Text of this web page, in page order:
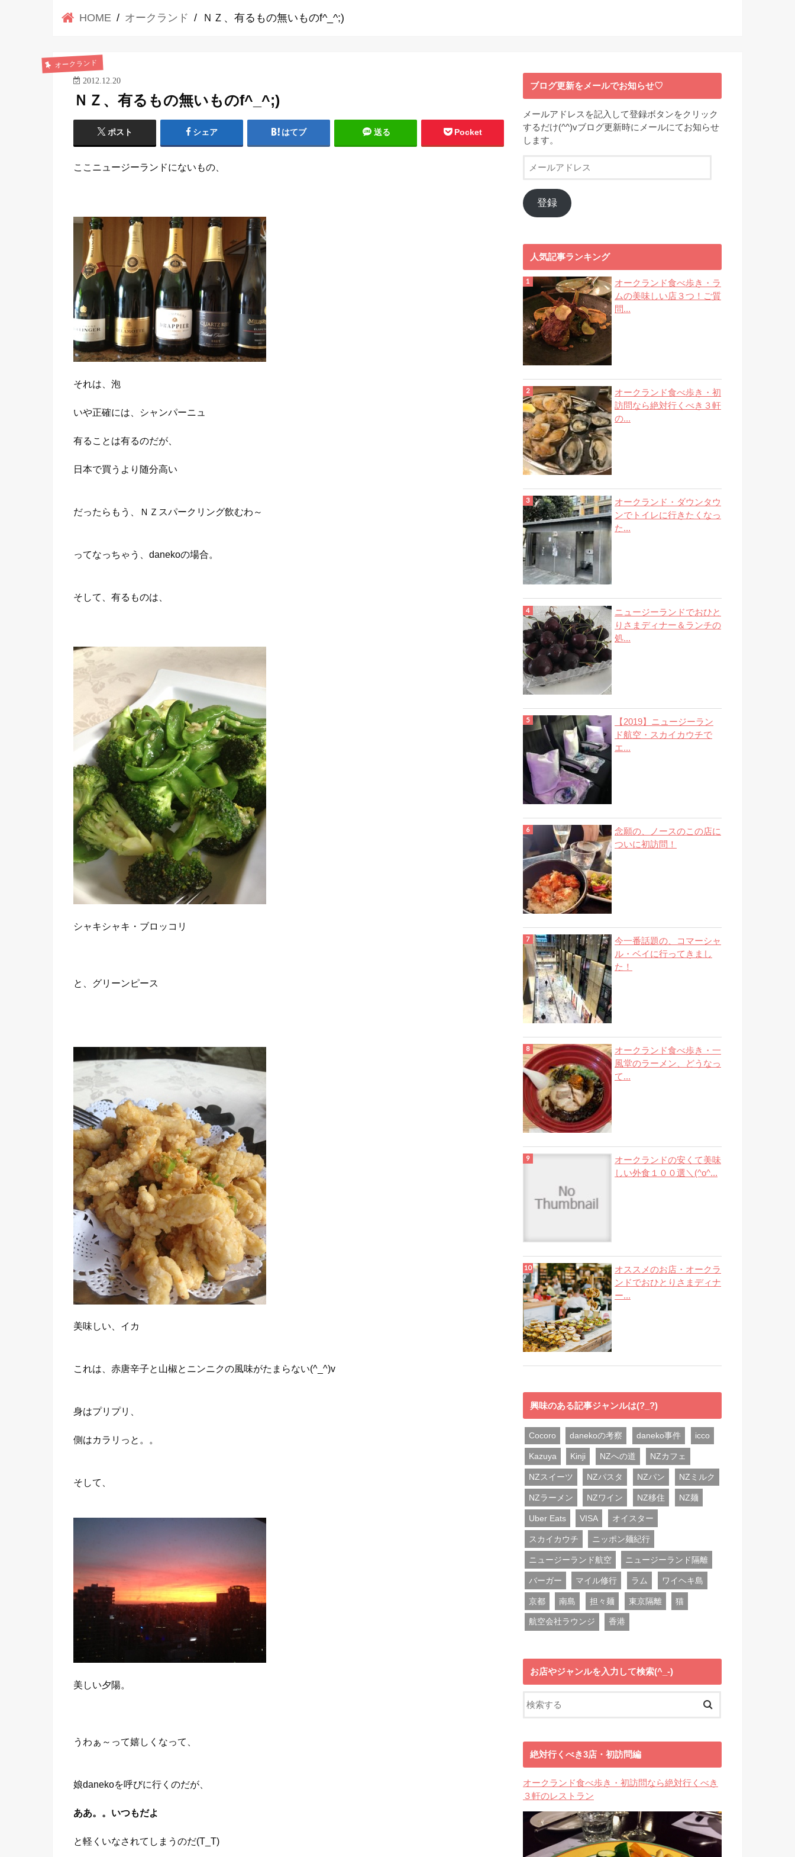
HOME オークランド ＮＺ、有るもの無いものf^_^;)
オークランド
2012.12.20
ＮＺ、有るもの無いものf^_^;)
ポスト シェア はてブ 送る Pocket
ここニュージーランドにないもの、
それは、泡
いや正確には、シャンパーニュ
有ることは有るのだが、
日本で買うより随分高い
だったらもう、ＮＺスパークリング飲むわ～
ってなっちゃう、danekoの場合。
そして、有るものは、
シャキシャキ・ブロッコリ
と、グリーンピース
美味しい、イカ
これは、赤唐辛子と山椒とニンニクの風味がたまらない(^_^)v
身はプリプリ、
側はカラリっと。。
そして、
美しい夕陽。
うわぁ～って嬉しくなって、
娘danekoを呼びに行くのだが、
ああ。。いつもだよ
と軽くいなされてしまうのだ(T_T)
ブログ更新をメールでお知らせ♡
メールアドレスを記入して登録ボタンをクリック
するだけ(^^)vブログ更新時にメールにてお知らせ
します。
ー
ア
ド
登録
人気記事ランキング
オークランド食べ歩き・ラ
ムの美味しい店３つ！ご質
問...
オークランド食べ歩き・初
訪問なら絶対行くべき３軒
の...
オークランド・ダウンタウ
ンでトイレに行きたくなっ
た...
ニュージーランドでおひと
りさまディナー＆ランチの
処...
【2019】ニュージーラン
ド航空・スカイカウチで
エ...
念願の、ノースのこの店に
ついに初訪問！
今一番話題の、コマーシャ
ル・ベイに行ってきまし
た！
オークランド食べ歩き・一
風堂のラーメン、どうなっ
て...
オークランドの安くて美味
しい外食１００選＼(^o^...
オススメのお店・オークラ
ンドでおひとりさまディナ
ー...
興味のある記事ジャンルは(?_?)
Cocoro danekoの考察 daneko事件 icco
Kazuya Kinji NZへの道 NZカフェ
NZスイーツ NZパスタ NZパン NZミルク
NZラーメン NZワイン NZ移住 NZ麺
Uber Eats VISA オイスター
スカイカウチ ニッポン麺紀行
ニュージーランド航空 ニュージーランド隔離
バーガー マイル修行 ラム ワイヘキ島
京都 南島 担々麺 東京隔離 猫
航空会社ラウンジ 香港
お店やジャンルを入力して検索(^_-)
絶対行くべき3店・初訪問編
オークランド食べ歩き・初訪問なら絶対行くべき
３軒のレストラン